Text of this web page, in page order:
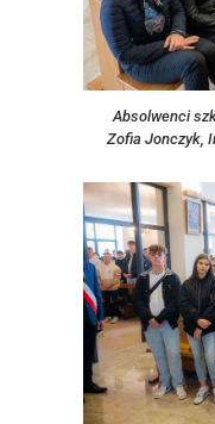
Absolwenci
Zofia Jonczyk,